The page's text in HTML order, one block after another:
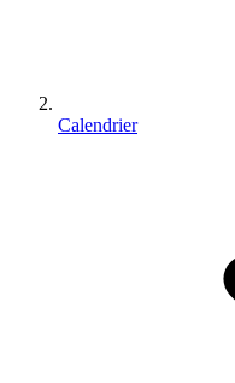
Calendrier